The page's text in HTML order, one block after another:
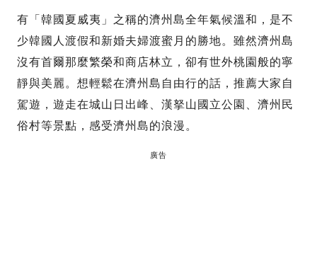
有「韓國夏威夷」之稱的濟州島全年氣候溫和，是不
少韓國人渡假和新婚夫婦渡蜜月的勝地。雖然濟州島
沒有首爾那麼繁榮和商店林立，卻有世外桃園般的寧
靜與美麗。想輕鬆在濟州島自由行的話，推薦大家自
駕遊，遊走在城山日出峰、漢拏山國立公園、濟州民
俗村等景點，感受濟州島的浪漫。
廣告